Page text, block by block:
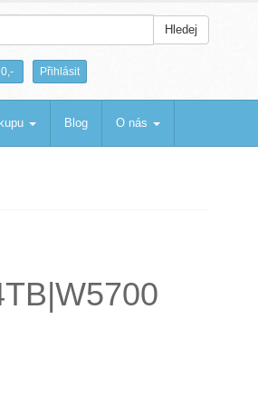
Hledej
0,- Přihlásit
Blog O nás